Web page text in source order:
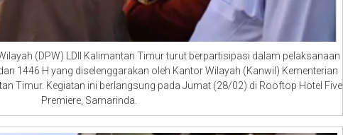
(DPW) LDII Kalimantan Timur turut berpartisipasi dalam pelaksanaan
1446 H yang diselenggarakan oleh Kantor Wilayah (Kanwil) Kementerian
Timur. Kegiatan ini berlangsung pada Jumat (28/02) di Rooftop Hotel Five
Premiere, Samarinda.